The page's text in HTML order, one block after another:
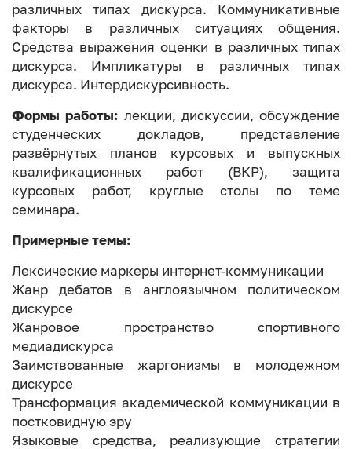
различных типах дискурса. Коммуникативные
факторы в различных ситуациях общения.
Средства выражения оценки в различных типах
дискурса. Импликатуры в различных типах
дискурса. Интердискурсивность.
Формы работы: лекции, дискуссии, обсуждение
студенческих докладов, представление
развёрнутых планов курсовых и выпускных
квалификационных работ (ВКР), защита
курсовых работ, круглые столы по теме
семинара.
Примерные темы:
Лексические маркеры интернет-коммуникации
Жанр дебатов в англоязычном политическом
дискурсе
Жанровое пространство спортивного
медиадискурса
Заимствованные жаргонизмы в молодежном
дискурсе
Трансформация академической коммуникации в
постковидную эру
Языковые средства, реализующие стратегии